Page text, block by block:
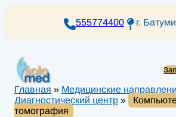
555774400 г.
Главная » Медицинские
Диагностический центр »
томография